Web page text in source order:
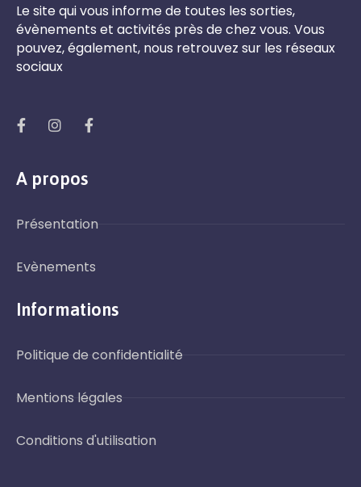
Le site qui vous informe de toutes les sorties,
évènements et activités près de chez vous. Vous
pouvez, également, nous retrouvez sur les réseaux
sociaux
A propos
Présentation
Evènements
Informations
Politique de confidentialité
Mentions légales
Conditions d'utilisation